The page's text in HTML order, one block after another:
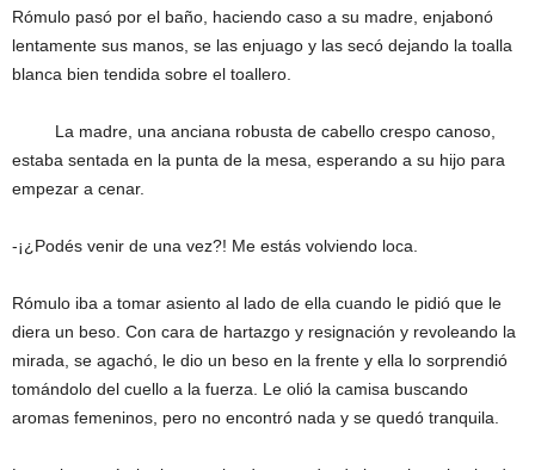
Rómulo pasó por el baño, haciendo caso a su madre, enjabonó
lentamente sus manos, se las enjuago y las secó dejando la toalla
blanca bien tendida sobre el toallero.
La madre, una anciana robusta de cabello crespo canoso,
estaba sentada en la punta de la mesa, esperando a su hijo para
empezar a cenar.
-¡¿Podés venir de una vez?! Me estás volviendo loca.
Rómulo iba a tomar asiento al lado de ella cuando le pidió que le
diera un beso. Con cara de hartazgo y resignación y revoleando la
mirada, se agachó, le dio un beso en la frente y ella lo sorprendió
tomándolo del cuello a la fuerza. Le olió la camisa buscando
aromas femeninos, pero no encontró nada y se quedó tranquila.